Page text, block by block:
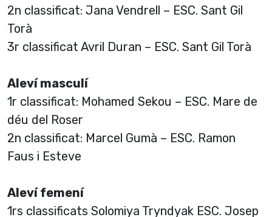
2n classificat: Jana Vendrell – ESC. Sant Gil
Torà
3r classificat Avril Duran – ESC. Sant Gil Torà
Aleví masculí
1r classificat: Mohamed Sekou – ESC. Mare de
déu del Roser
2n classificat: Marcel Gumà – ESC. Ramon
Faus i Esteve
Aleví femení
1rs classificats Solomiya Tryndyak ESC. Josep